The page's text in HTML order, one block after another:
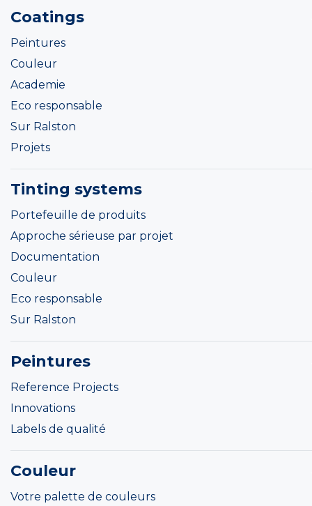
Coatings
Peintures
Couleur
Academie
Eco responsable
Sur Ralston
Projets
Tinting systems
Portefeuille de produits
Approche sérieuse par projet
Documentation
Couleur
Eco responsable
Sur Ralston
Peintures
Reference Projects
Innovations
Labels de qualité
Couleur
Votre palette de couleurs